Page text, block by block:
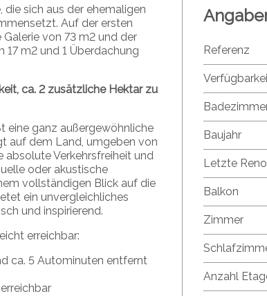
sich aus der ehemaligen
Auf der ersten
von 73 m2 und der
17 m2 und 1 Überdachung
ca. 2 zusätzliche Hektar zu
eine ganz außergewöhnliche
auf dem Land, umgeben von
absolute Verkehrsfreiheit und
oder akustische
vollständigen Blick auf die
ein unvergleichliches
und inspirierend.
erreichbar:
ca. 5 Autominuten entfernt
Referenz
Baujahr
Letzte
Balkon
Zimmer
Anzahl